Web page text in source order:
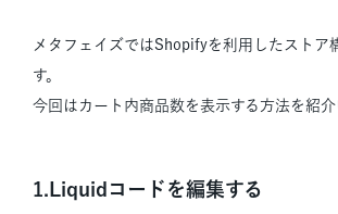
メタフェイズではShopifyを利用したストア
す。
今回はカート内商品数を表示する方法を紹介
1.Liquidコードを編集する